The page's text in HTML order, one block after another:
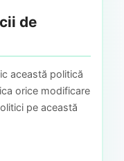
de
această politică
orice modificare
pe această